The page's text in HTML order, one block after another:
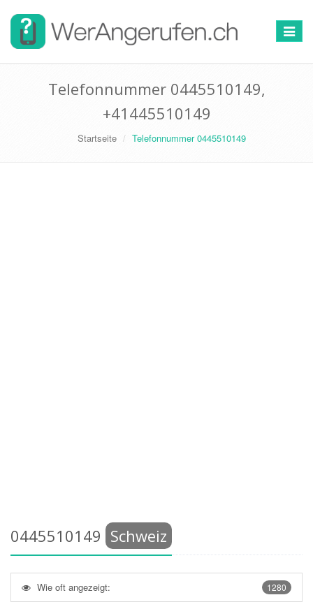
Toggle
Telefonnummer 0445510149,
+41445510149
Startseite Telefonnummer 0445510149
0445510149 Schweiz
1280
Wie oft angezeigt: